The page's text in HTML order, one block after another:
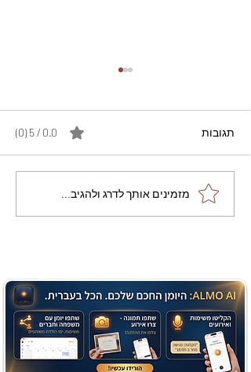
מתכון מנצח עוגת מייפל
שוקולד בחושה וקלה - זיוה
תגובות 0.0 / 5 ‏(0)
מזמינים אותך לדרג ולהגיב...